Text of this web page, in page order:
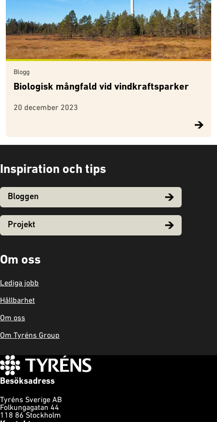
Blogg
Biologisk mångfald vid vindkraftsparker
20 december 2023
Inspiration och tips
Bloggen
Projekt
Om oss
Lediga jobb
Hållbarhet
Om oss
Om Tyréns Group
Besöksadress
Tyréns Sverige AB
Folkungagatan 44
118 86 Stockholm